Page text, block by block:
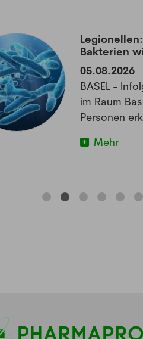
Bakterien
05.08.2026
BASEL -
im Raum
Personen
Mehr